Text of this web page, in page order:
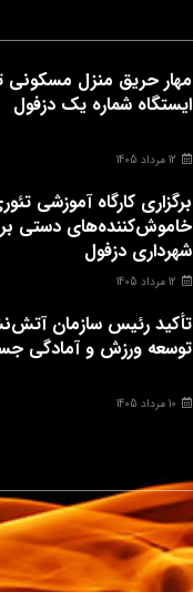
مهار حریق منزل
ایستگاه شماره یک دزفول
12 مرداد 1405
برگزاری کارگاه آموزشی
خاموش‌کننده‌های دستی
شهرداری دزفول
12 مرداد 1405
تأکید رئیس سازمان
توسعه ورزش و آمادگی
10 مرداد 1405